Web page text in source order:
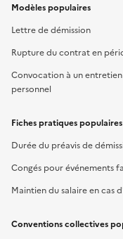
Modèles populaires
Lettre de démission
Rupture du contrat en
Convocation à un
personnel
Fiches pratiques populaires
Durée du préavis de
Congés pour événements
Maintien du salaire en cas
Conventions collectives